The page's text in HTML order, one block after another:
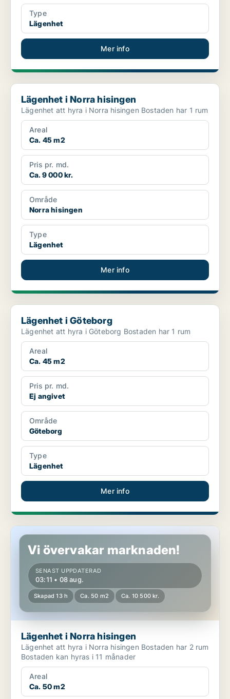
Type
Lägenhet
Mer info
Lägenhet i Norra hisingen
Lägenhet i Norra hisingen
Lägenhet att hyra i Norra hisingen Bostaden har 1 rum
Areal
Ca. 45 m2
Pris pr. md.
Ca. 9 000 kr.
Område
Norra hisingen
Type
Lägenhet
Mer info
Lägenhet i Göteborg
Lägenhet i Göteborg
Lägenhet att hyra i Göteborg Bostaden har 1 rum
Areal
Ca. 45 m2
Pris pr. md.
Ej angivet
Område
Göteborg
Type
Lägenhet
Mer info
Lägenhet i Norra hisingen
Vi övervakar marknaden!
SENAST UPPDATERAD
03:11 • 08 aug.
Skapad 13 h Ca. 50 m2 Ca. 10 500 kr.
Lägenhet i Norra hisingen
Lägenhet att hyra i Norra hisingen Bostaden har 2 rum
Bostaden kan hyras i 11 månader
Areal
Ca. 50 m2